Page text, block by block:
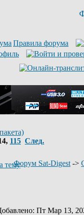
Правила форума
, 115 След.
Форум Sat-Digest ->
: Пт Мар 13,